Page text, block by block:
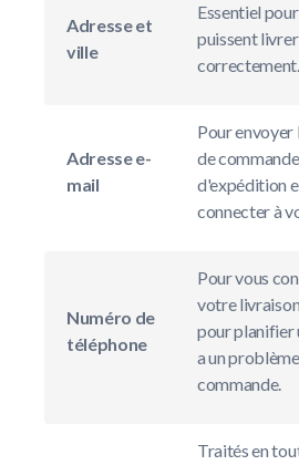
Adresse et
ville
Essentiel
puissent
correctement.
Adresse e-
mail
Pour
de
d'expédition
connecter à
Numéro de
téléphone
Pour vous
votre
pour planifier
a un
commande.
Traités en